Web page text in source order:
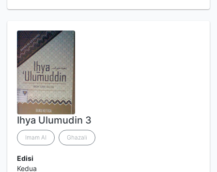
Ihya Ulumudin 3
Imam Al Ghazali
Edisi
Kedua